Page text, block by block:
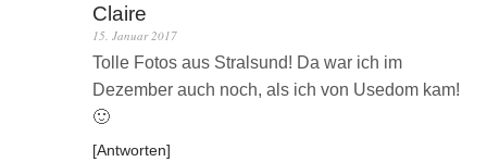
Claire
15. Januar 2017
Tolle Fotos aus Stralsund! Da war ich im
Dezember auch noch, als ich von Usedom kam!
🙂
Antworten